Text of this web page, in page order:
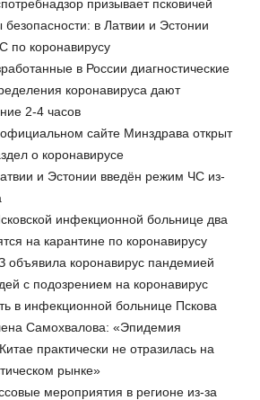
призывает псковичей
в Латвии и Эстонии
по коронавирусу
в России диагностические
коронавируса дают
2-4 часов
сайте Минздрава открыт
о коронавирусе
и Эстонии введён режим ЧС из-
инфекционной больнице два
на карантине по коронавирусу
объявила коронавирус пандемией
с подозрением на коронавирус
в инфекционной больнице Пскова
Самохвалова: «Эпидемия
практически не отразилась на
рынке»
мероприятия в регионе из-за